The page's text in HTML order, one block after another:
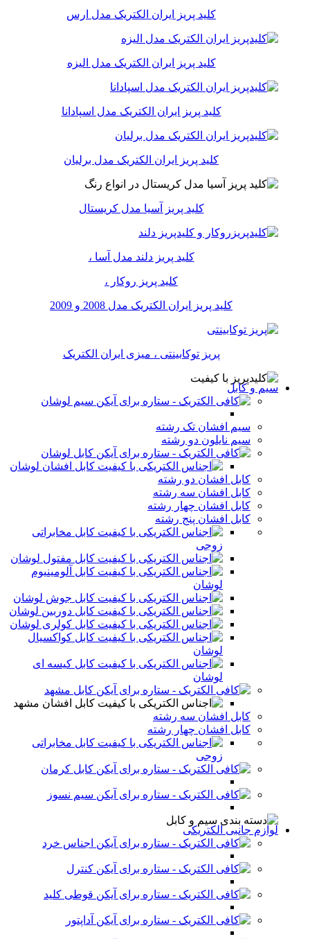
کلید پریز ایران الکتریک مدل ارس
کلید پریز ایران الکتریک مدل الیزه
کلید پریز ایران الکتریک مدل اسپادانا
کلید پریز ایران الکتریک مدل برلیان
کلید پریز آسیا مدل کریستال
کلید پریز دلند مدل آسا ،
کلید پریز روکار ،
کلید پریز ایران الکتریک مدل 2008 و 2009
پریز توکابینتی ، میزی ایران الکتریک
سیم و کابل
سیم لوشان
سیم افشان تک رشته
سیم نایلون دو رشته
کابل لوشان
کابل افشان لوشان
کابل افشان دو رشته
کابل افشان سه رشته
کابل افشان چهار رشته
کابل افشان پنج رشته
کابل مخابراتی
زوجی
کابل مفتول لوشان
کابل آلومینیوم
لوشان
کابل جوش لوشان
کابل دوربین لوشان
کابل کولری لوشان
کابل کواکسیال
لوشان
کابل کیسه ای
لوشان
کابل مشهد
کابل افشان مشهد
کابل افشان سه رشته
کابل افشان چهار رشته
کابل مخابراتی
زوجی
کابل کرمان
سیم نسوز
لوازم جانبی الکتریکی
اجناس خرد
کنترل
قوطی کلید
آداپتور